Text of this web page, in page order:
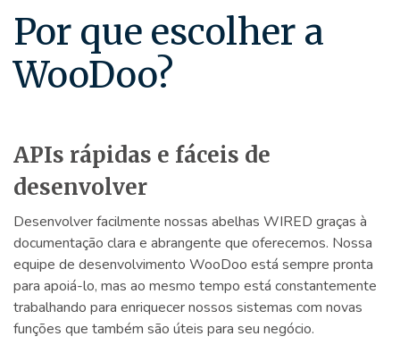
Por que escolher a
WooDoo?
APIs rápidas e fáceis de
desenvolver
Desenvolver facilmente nossas abelhas WIRED graças à
documentação clara e abrangente que oferecemos. Nossa
equipe de desenvolvimento WooDoo está sempre pronta
para apoiá-lo, mas ao mesmo tempo está constantemente
trabalhando para enriquecer nossos sistemas com novas
funções que também são úteis para seu negócio.